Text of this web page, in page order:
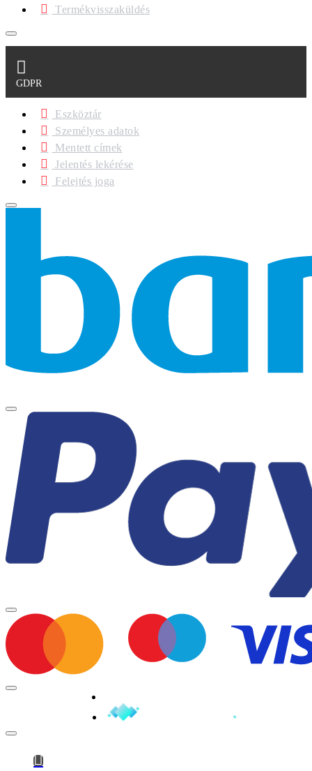
Termékvisszaküldés
GDPR
Eszköztár
Személyes adatok
Mentett címek
Jelentés lekérése
Felejtés joga